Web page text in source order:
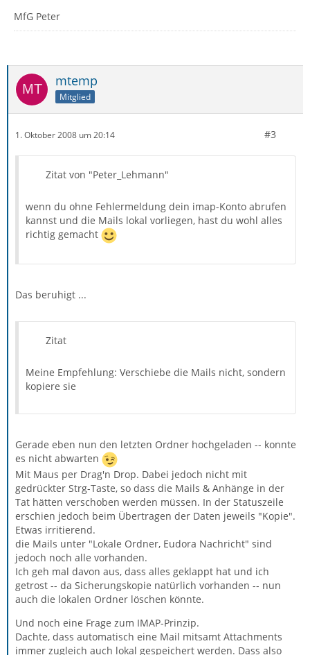
MfG Peter
mtemp
Mitglied
1. Oktober 2008 um 20:14 #3
Zitat von "Peter_Lehmann"
wenn du ohne Fehlermeldung dein imap-Konto abrufen
kannst und die Mails lokal vorliegen, hast du wohl alles
richtig gemacht
Das beruhigt ...
Zitat
Meine Empfehlung: Verschiebe die Mails nicht, sondern
kopiere sie
Gerade eben nun den letzten Ordner hochgeladen -- konnte
es nicht abwarten
Mit Maus per Drag'n Drop. Dabei jedoch nicht mit
gedrückter Strg-Taste, so dass die Mails & Anhänge in der
Tat hätten verschoben werden müssen. In der Statuszeile
erschien jedoch beim Übertragen der Daten jeweils "Kopie".
Etwas irritierend.
die Mails unter "Lokale Ordner, Eudora Nachricht" sind
jedoch noch alle vorhanden.
Ich geh mal davon aus, dass alles geklappt hat und ich
getrost -- da Sicherungskopie natürlich vorhanden -- nun
auch die lokalen Ordner löschen könnte.
Und noch eine Frage zum IMAP-Prinzip.
Dachte, dass automatisch eine Mail mitsamt Attachments
immer zugleich auch lokal gespeichert werden. Dass also